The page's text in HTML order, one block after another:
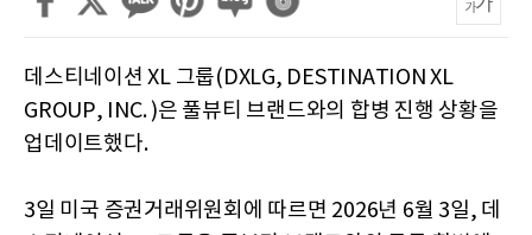
데스티네이션 XL 그룹(DXLG, DESTINATION XL
GROUP, INC. )은 풀뷰티 브랜드와의 합병 진행 상황을
업데이트했다.
3일 미국 증권거래위원회에 따르면 2026년 6월 3일, 데